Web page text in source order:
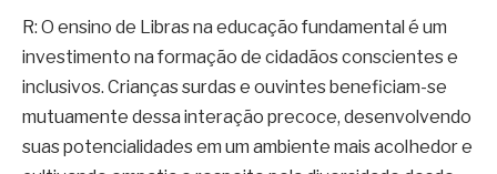
R: O ensino de Libras na educação fundamental é um
investimento na formação de cidadãos conscientes e
inclusivos. Crianças surdas e ouvintes beneficiam-se
mutuamente dessa interação precoce, desenvolvendo
suas potencialidades em um ambiente mais acolhedor e